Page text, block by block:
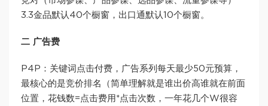
3.3金品默认40个橱窗，出口通默认10个橱窗。
二 广告费
P4P：关键词点击付费，广告系列每天最少50元预算，
最核心的是竞价排名（简单理解就是谁出价高谁就在前面
位置，花钱数=点击费用*点击次数，一年花几个W很容